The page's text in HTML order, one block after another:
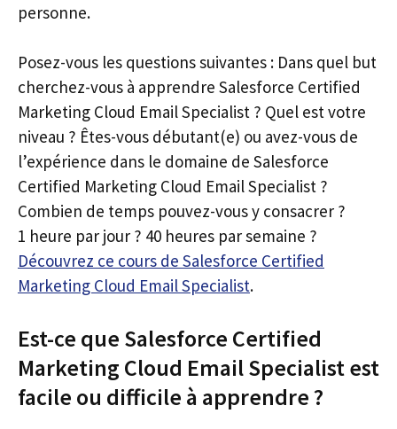
personne.
Posez-vous les questions suivantes : Dans quel but
cherchez-vous à apprendre Salesforce Certified
Marketing Cloud Email Specialist ? Quel est votre
niveau ? Êtes-vous débutant(e) ou avez-vous de
l’expérience dans le domaine de Salesforce
Certified Marketing Cloud Email Specialist ?
Combien de temps pouvez-vous y consacrer ?
1 heure par jour ? 40 heures par semaine ?
Découvrez ce cours de Salesforce Certified
Marketing Cloud Email Specialist.
Est-ce que Salesforce Certified
Marketing Cloud Email Specialist est
facile ou difficile à apprendre ?